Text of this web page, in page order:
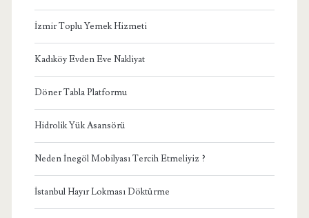
İzmir Toplu Yemek Hizmeti
Kadıköy Evden Eve Nakliyat
Döner Tabla Platformu
Hidrolik Yük Asansörü
Neden İnegöl Mobilyası Tercih Etmeliyiz ?
İstanbul Hayır Lokması Döktürme